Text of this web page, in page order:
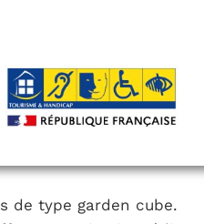
de type garden cube.